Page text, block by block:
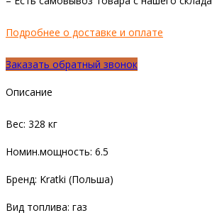
Подробнее о доставке и оплате
Заказать обратный звонок
Описание
Вес: 328 кг
Номин.мощность: 6.5
Бренд: Kratki (Польша)
Вид топлива: газ